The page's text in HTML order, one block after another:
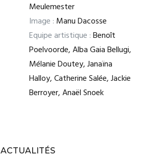
Meulemester
Image : Manu Dacosse
Equipe artistique :Benoît
Poelvoorde, Alba Gaia Bellugi,
Mélanie Doutey, Janaïna
Halloy, Catherine Salée, Jackie
Berroyer, Anaël Snoek
ACTUALITÉS